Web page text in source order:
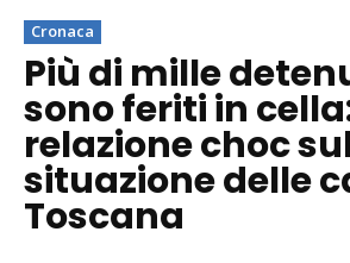
Cronaca
Più di mille
sono feriti in
relazione choc
situazione delle
Toscana